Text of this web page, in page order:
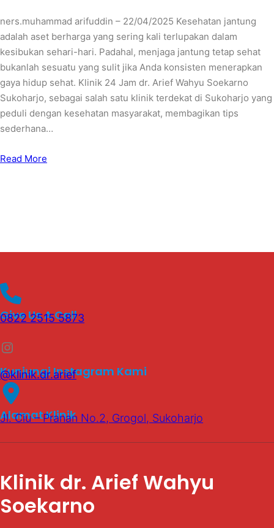
ners.muhammad arifuddin – 22/04/2025 Kesehatan jantung
adalah aset berharga yang sering kali terlupakan dalam
kesibukan sehari-hari. Padahal, menjaga jantung tetap sehat
bukanlah sesuatu yang sulit jika Anda konsisten menerapkan
gaya hidup sehat. Klinik 24 Jam dr. Arief Wahyu Soekarno
Sukoharjo, sebagai salah satu klinik terdekat di Sukoharjo yang
peduli dengan kesehatan masyarakat, membagikan tips
sederhana…
Read More
Give Us A Call
0822 2515 5873
Instagram
Kunjungi Instagram Kami
@klinik.dr.arief
Alamat Klinik
Jl. Ciu – Pranan No.2, Grogol, Sukoharjo
Klinik dr. Arief Wahyu
Soekarno